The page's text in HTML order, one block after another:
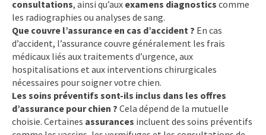
consultations, ainsi qu’aux examens diagnostics comme
les radiographies ou analyses de sang.
Que couvre l’assurance en cas d’accident ? En cas
d’accident, l’assurance couvre généralement les frais
médicaux liés aux traitements d’urgence, aux
hospitalisations et aux interventions chirurgicales
nécessaires pour soigner votre chien.
Les soins préventifs sont-ils inclus dans les offres
d’assurance pour chien ? Cela dépend de la mutuelle
choisie. Certaines assurances incluent des soins préventifs